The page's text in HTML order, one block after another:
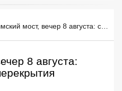
8 августа: